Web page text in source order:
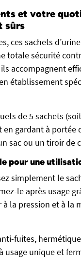
et votre
sûrs
ces sachets
totale sécurité
accompagnent
établissement
de 5 sachets
gardant à
sac ou un tiroir de
pour une
simplement le
le après usage
la pression et à la
fuites,
usage unique et